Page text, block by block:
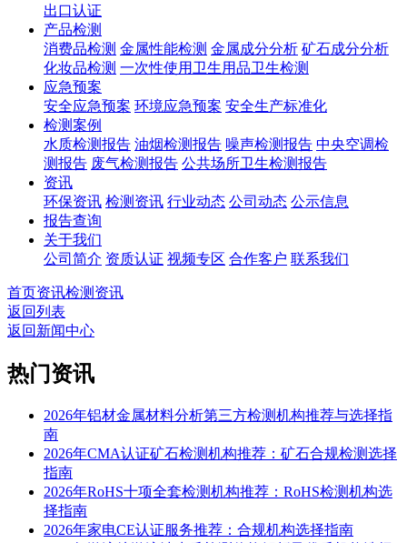
出口认证
产品检测
消费品检测 金属性能检测 金属成分分析 矿石成分分析
化妆品检测 一次性使用卫生用品卫生检测
应急预案
安全应急预案 环境应急预案 安全生产标准化
检测案例
水质检测报告 油烟检测报告 噪声检测报告 中央空调检
测报告 废气检测报告 公共场所卫生检测报告
资讯
环保资讯 检测资讯 行业动态 公司动态 公示信息
报告查询
关于我们
公司简介 资质认证 视频专区 合作客户 联系我们
首页资讯检测资讯
返回列表
返回新闻中心
热门资讯
2026年铝材金属材料分析第三方检测机构推荐与选择指
南
2026年CMA认证矿石检测机构推荐：矿石合规检测选择
指南
2026年RoHS十项全套检测机构推荐：RoHS检测机构选
择指南
2026年家电CE认证服务推荐：合规机构选择指南